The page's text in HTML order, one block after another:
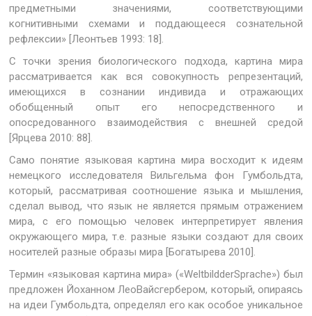
предметными значениями, соответствующими
когнитивными схемами и поддающееся сознательной
рефлексии» [Леонтьев 1993: 18].
С точки зрения биологического подхода, картина мира
рассматривается как вся совокупность репрезентаций,
имеющихся в сознании индивида и отражающих
обобщенный опыт его непосредственного и
опосредованного взаимодействия с внешней средой
[Ярцева 2010: 88].
Само понятие языковая картина мира восходит к идеям
немецкого исследователя Вильгельма фон Гумбольдта,
который, рассматривая соотношение языка и мышления,
сделал вывод, что язык не является прямым отражением
мира, с его помощью человек интерпретирует явления
окружающего мира, т.е. разные языки создают для своих
носителей разные образы мира [Богатырева 2010].
Термин «языковая картина мира» («WeltbildderSprache») был
предложен Йоханном ЛеоВайсгербером, который, опираясь
на идеи Гумбольдта, определял его как особое уникальное